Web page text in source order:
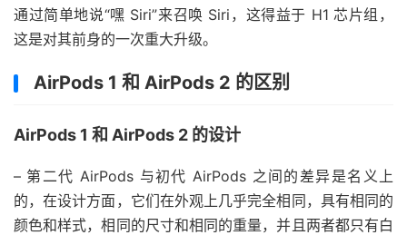
通过简单地说“嘿 Siri”来召唤 Siri，这得益于 H1 芯片组，
这是对其前身的一次重大升级。
AirPods 1 和 AirPods 2 的区别
AirPods 1 和 AirPods 2 的设计
– 第二代 AirPods 与初代 AirPods 之间的差异是名义上
的，在设计方面，它们在外观上几乎完全相同，具有相同的
颜色和样式，相同的尺寸和相同的重量，并且两者都只有白